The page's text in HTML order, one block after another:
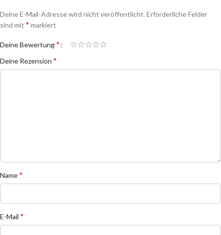
Deine E-Mail-Adresse wird nicht veröffentlicht. Erforderliche Felder
sind mit * markiert
Deine Bewertung*
Deine Rezension *
Name*
E-Mail *